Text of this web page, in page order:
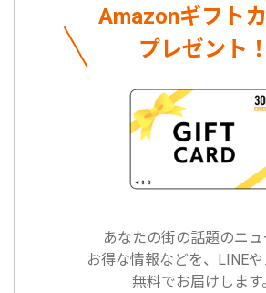
Amazonギフト
プレゼント！
あなたの街の話題のニュ
お得な情報などを、LINE
無料でお届けします